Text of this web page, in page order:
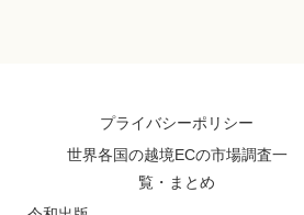
プライバシーポリシー
世界各国の越境ECの市場調査一
覧・まとめ